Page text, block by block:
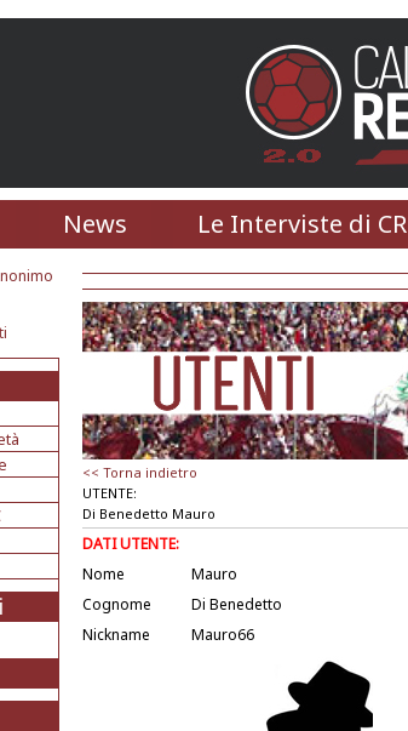
News Le Interviste di CR
<< Torna indietro
UTENTE:
Di Benedetto Mauro
DATI UTENTE:
Nome
Mauro
Cognome
Di Benedetto
Nickname
Mauro66